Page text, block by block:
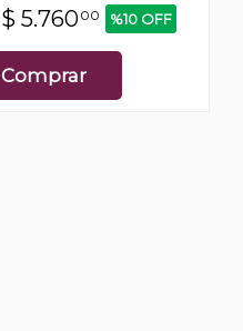
$ 5.76000 %10 OFF
Comprar